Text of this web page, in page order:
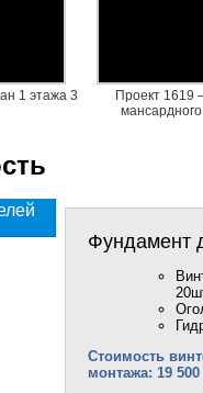
1 этажа 3
Проект 1619
Фундамент
Стоимость
монтажа: 19 500